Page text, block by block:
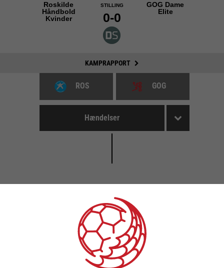
Roskilde
Håndbold
Kvinder
STILLING
0-0
GOG Dame
Elite
KAMPRAPPORT
ROS GOG
Hændelser